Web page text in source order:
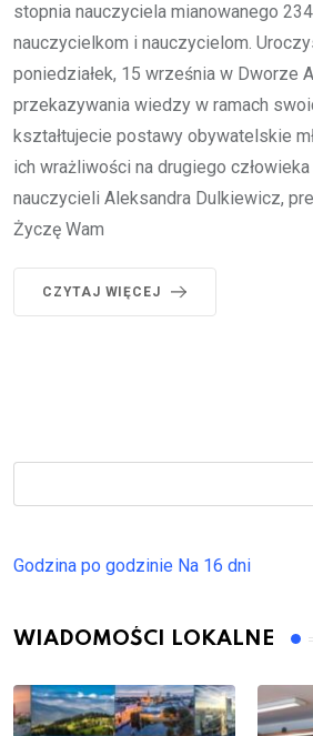
stopnia nauczyciela mianowanego
nauczycielkom i nauczycielom.
poniedziałek, 15 września w Dworze
przekazywania wiedzy w ramach
kształtujecie postawy obywatelskie
ich wrażliwości na drugiego człowieka
nauczycieli Aleksandra Dulkiewicz,
Życzę Wam
CZYTAJ WIĘCEJ
Godzina po godzinie Na 16 dni
WIADOMOŚCI LOKALNE